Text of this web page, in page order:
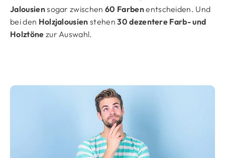
Jalousiensogar zwischen60 Farbenentscheiden. Und
bei den Holzjalousien stehen30 dezentere Farb- und
Holztöne zur Auswahl.